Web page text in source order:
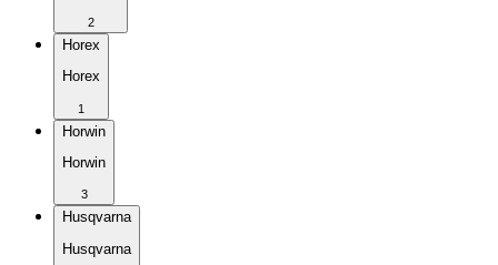
2
Horex
Horex
1
Horwin
Horwin
3
Husqvarna
Husqvarna